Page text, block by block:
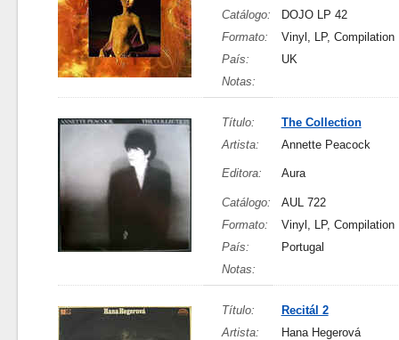
Catálogo:
DOJO LP 42
Formato:
Vinyl, LP, Compilation
País:
UK
Notas:
Título:
The Collection
Artista:
Annette Peacock
Editora: Aura
Catálogo:
AUL 722
Formato:
Vinyl, LP, Compilation
País:
Portugal
Notas:
Título:
Recitál 2
Artista:
Hana Hegerová